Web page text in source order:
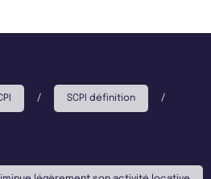
/ SCPI définition /